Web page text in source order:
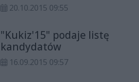
20.10.2015 09:55
"Kukiz'15" podaje listę
kandydatów
16.09.2015 09:57